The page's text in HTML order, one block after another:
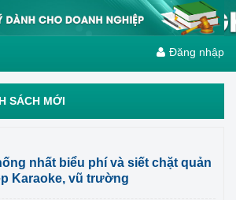
Đăng nhập
SÁCH MỚI
nhất biểu phí và siết chặt quản
Karaoke, vũ trường